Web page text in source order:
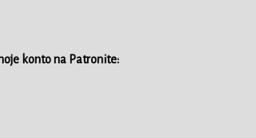
konto na Patronite: